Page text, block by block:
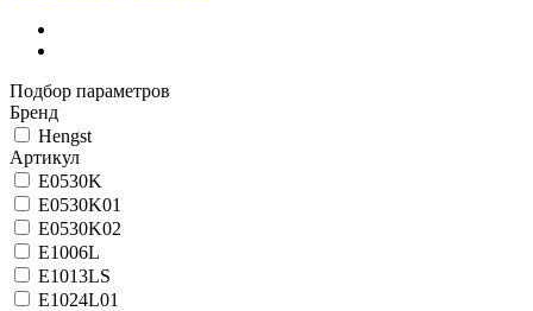
Подбор параметров
Бренд
Hengst
Артикул
E0530K
E0530K01
E0530K02
E1006L
E1013LS
E1024L01